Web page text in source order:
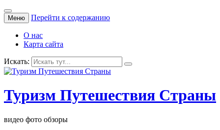
Меню Перейти к содержанию
О нас
Карта сайта
Искать:
Туризм Путешествия Страны
видео фото обзоры